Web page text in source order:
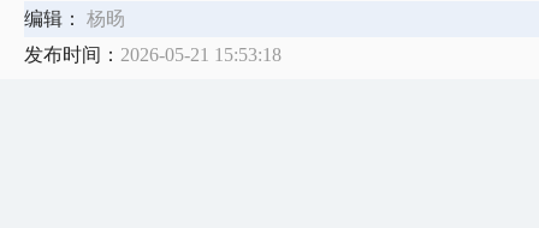
编辑：
杨旸
发布时间： 2026-05-21 15:53:18